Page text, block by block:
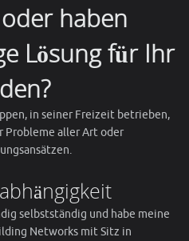
haben
Lösung für Ihr
in seiner Freizeit betrieben,
Probleme aller Art oder
selbstständig und habe meine
Networks mit Sitz in